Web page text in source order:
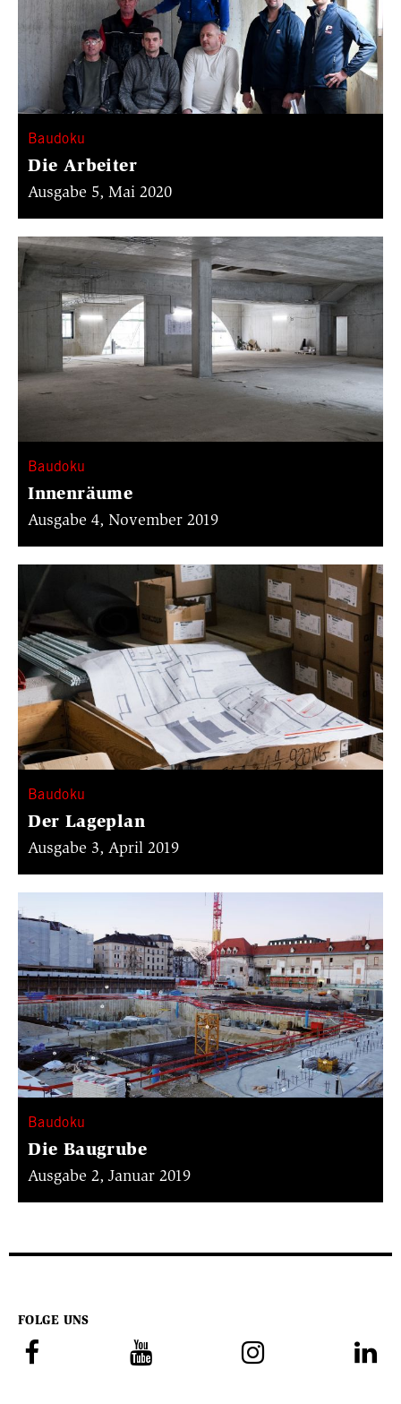
Baudoku
Die Arbeiter
Ausgabe 5, Mai 2020
Baudoku
Innenräume
Ausgabe 4, November 2019
Baudoku
Der Lageplan
Ausgabe 3, April 2019
Baudoku
Die Baugrube
Ausgabe 2, Januar 2019
FOLGE UNS